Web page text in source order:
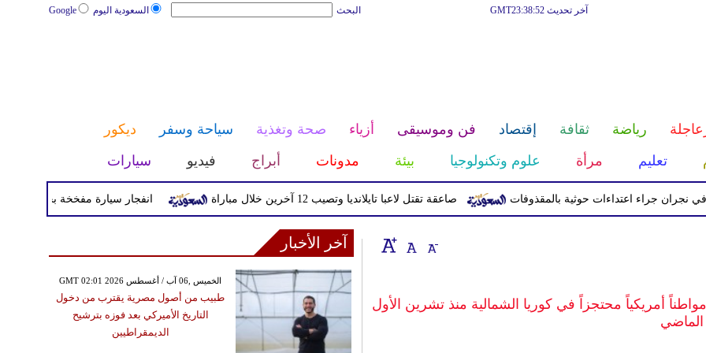
السعودية اليوم Google البحث آخر تحديث GMT23:38:52
رياضة ثقافة إقتصاد فن وموسيقى أزياء صحة وتغذية سياحة وسفر
ديكور
تعليم مرأة علوم وتكنولوجيا بيئة مدونات أبراج فيديو سيارات
انفجار سيارة مفخخة بجرمانا قرب دمشق يسفر صاعقة تقتل لاعبا تايلانديا وتصيب 12 آخرين خلال مباراة
أمريكياً محتجزاً في كوريا الشمالية منذ تشرين الأول
الماضي
آخر الأخبار
GMT 02:01 2026 الخميس ,06 آب / أغسطس
طبيب من أصول مصرية يقترب من دخول
التاريخ الأميركي بعد فوزه بترشيح
الديمقراطيين